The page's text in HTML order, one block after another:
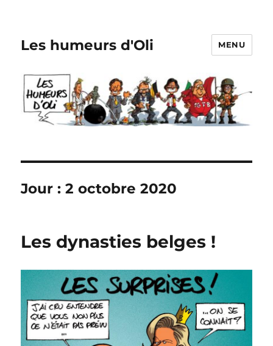
Les humeurs d'Oli MENU
Jour :2 octobre 2020
Les dynasties belges !